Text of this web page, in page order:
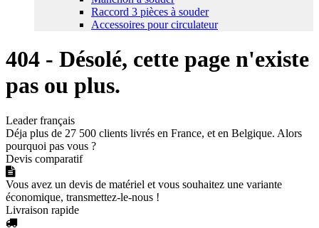
Raccord 3 pièces à souder
Accessoires pour circulateur
404 - Désolé, cette page n'existe
pas ou plus.
Leader français
Déja plus de 27 500 clients livrés en France, et en Belgique. Alors
pourquoi pas vous ?
Devis comparatif
Vous avez un devis de matériel et vous souhaitez une variante
économique, transmettez-le-nous !
Livraison rapide